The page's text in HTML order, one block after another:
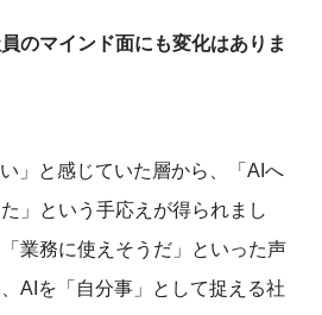
のマインド面にも変化はありま
」と感じていた層から、「AIへ
」という手応えが得られまし
業務に使えそうだ」といった声
AIを「自分事」として捉える社